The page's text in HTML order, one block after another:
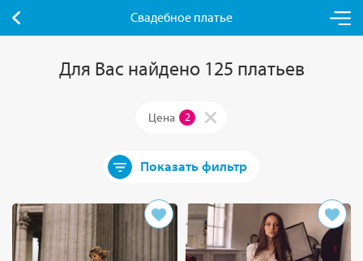
Свадебное платье
Для Вас найдено 125 платьев
Цена 2
Показать фильтр